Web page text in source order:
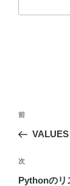
投
ナ
ビ
ゲ
前
の
稿
前
次
の
次
Pythonのリ